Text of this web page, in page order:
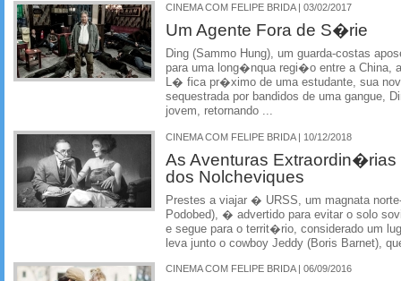
CINEMA COM FELIPE BRIDA | 03/02/2017
Um Agente Fora de S�rie
Ding (Sammo Hung), um guarda-costas
para uma long�nqua regi�o entre a
L� fica pr�ximo de uma estudante, sua
sequestrada por bandidos de uma gangue,
jovem, retornando ...
CINEMA COM FELIPE BRIDA | 10/12/2018
As Aventuras
dos Nolcheviques
Prestes a viajar � URSS, um magnata
Podobed), � advertido para evitar o solo
e segue para o territ�rio, considerado um
leva junto o cowboy Jeddy (Boris Barnet),
CINEMA COM FELIPE BRIDA | 06/09/2016